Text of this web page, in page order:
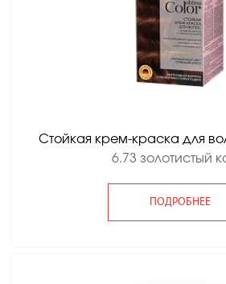
Стойкая крем-краска для
6.73 золотистый
ПОДРОБНЕЕ